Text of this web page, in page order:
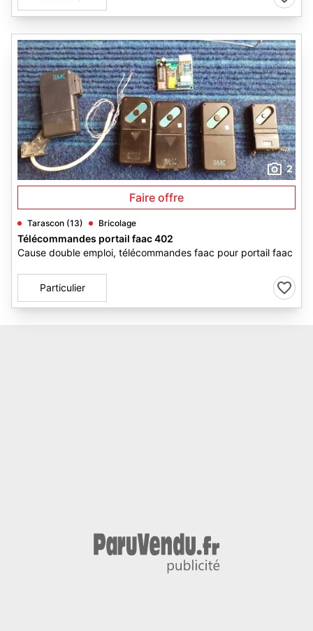
2
Faire offre
Tarascon (13) Bricolage
Télécommandes portail faac 402
Cause double emploi, télécommandes faac pour portail faac
Particulier